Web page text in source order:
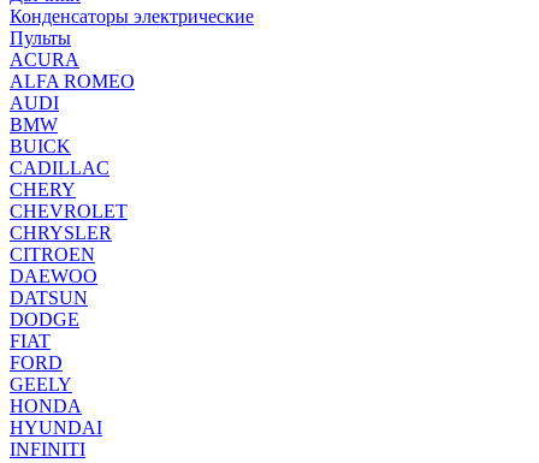
Конденсаторы электрические
Пульты
ACURA
ALFA ROMEO
AUDI
BMW
BUICK
CADILLAC
CHERY
CHEVROLET
CHRYSLER
CITROEN
DAEWOO
DATSUN
DODGE
FIAT
FORD
GEELY
HONDA
HYUNDAI
INFINITI